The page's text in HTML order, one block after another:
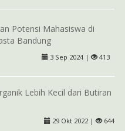
Potensi Mahasiswa di
Bandung
3 Sep 2024 | 413
Lebih Kecil dari Butiran
29 Okt 2022 | 644